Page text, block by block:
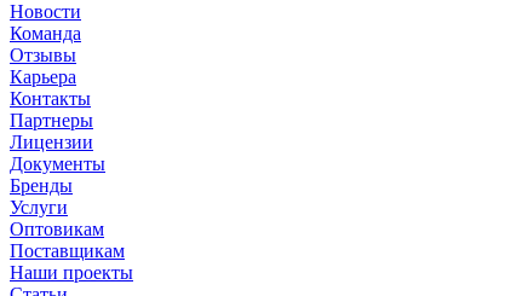
Новости
Команда
Отзывы
Карьера
Контакты
Партнеры
Лицензии
Документы
Бренды
Услуги
Оптовикам
Поставщикам
Наши проекты